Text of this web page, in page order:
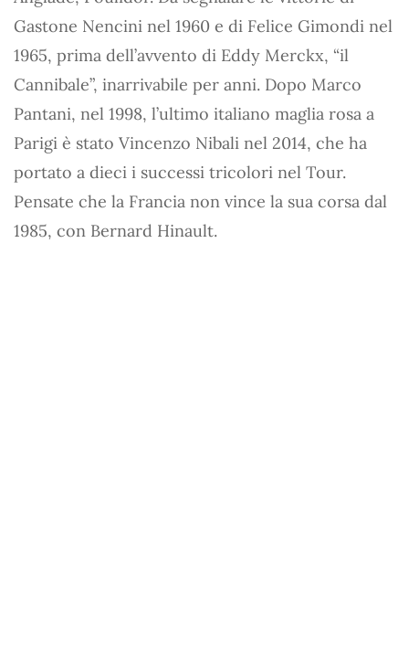
Gastone Nencini nel 1960 e di Felice Gimondi nel
1965, prima dell’avvento di Eddy Merckx, “il
Cannibale”, inarrivabile per anni. Dopo Marco
Pantani, nel 1998, l’ultimo italiano maglia rosa a
Parigi è stato Vincenzo Nibali nel 2014, che ha
portato a dieci i successi tricolori nel Tour.
Pensate che la Francia non vince la sua corsa dal
1985, con Bernard Hinault.